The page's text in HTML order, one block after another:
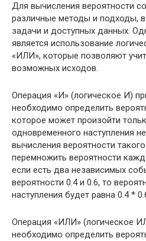
Для вычисления вероятности
различные методы и подходы,
задачи и доступных данных.
является использование
«ИЛИ», которые позволяют
возможных исходов.
Операция «И» (логическое И)
необходимо определить
которое может произойти
одновременного наступления
вычисления вероятности
перемножить вероятности
если есть два независимых
вероятности 0.4 и 0.6, то
наступления будет равна 0.4 *
Операция «ИЛИ» (логическое
необходимо определить